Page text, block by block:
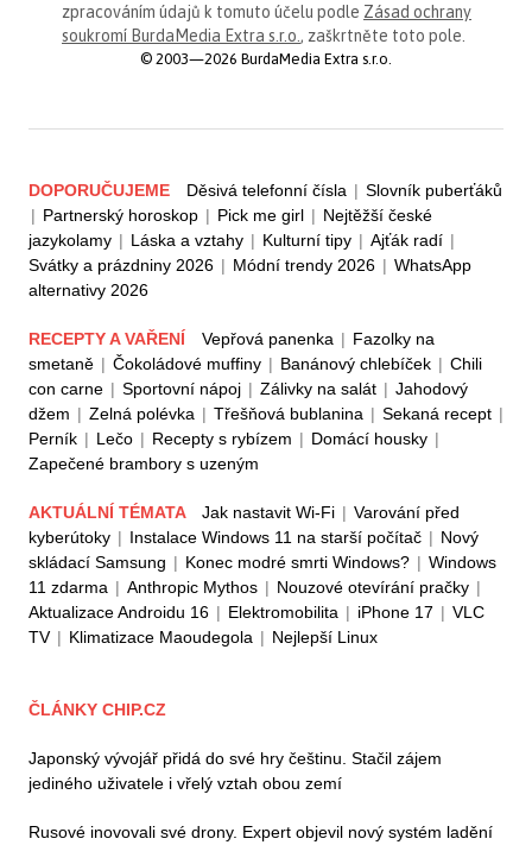
zpracováním údajů k tomuto účelu podle Zásad ochrany
soukromí BurdaMedia Extra s.r.o. , zaškrtněte toto pole.
© 2003—2026 BurdaMedia Extra s.r.o.
DOPORUČUJEME Děsivá telefonní čísla | Slovník puberťáků
| Partnerský horoskop | Pick me girl | Nejtěžší české
jazykolamy | Láska a vztahy | Kulturní tipy | Ajťák radí |
Svátky a prázdniny 2026 | Módní trendy 2026 | WhatsApp
alternativy 2026
RECEPTY A VAŘENÍ Vepřová panenka | Fazolky na
smetaně | Čokoládové muffiny | Banánový chlebíček | Chili
con carne | Sportovní nápoj | Zálivky na salát | Jahodový
džem | Zelná polévka | Třešňová bublanina | Sekaná recept |
Perník | Lečo | Recepty s rybízem | Domácí housky |
Zapečené brambory s uzeným
AKTUÁLNÍ TÉMATA Jak nastavit Wi-Fi | Varování před
kyberútoky | Instalace Windows 11 na starší počítač | Nový
skládací Samsung | Konec modré smrti Windows? | Windows
11 zdarma | Anthropic Mythos | Nouzové otevírání pračky |
Aktualizace Androidu 16 | Elektromobilita | iPhone 17 | VLC
TV | Klimatizace Maoudegola | Nejlepší Linux
ČLÁNKY CHIP.CZ
Japonský vývojář přidá do své hry češtinu. Stačil zájem
jediného uživatele i vřelý vztah obou zemí
Rusové inovovali své drony. Expert objevil nový systém ladění